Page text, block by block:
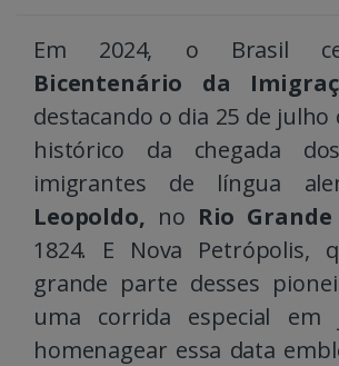
Em 2024, o Brasil
Bicentenário da
destacando o dia 25 de julho
histórico da chegada
imigrantes de língua
Leopoldo, no Rio
1824. E Nova Petrópolis,
grande parte desses
uma corrida especial em
homenagear essa data